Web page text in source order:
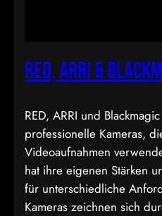
RED, ARRI &
RED, ARRI und
professionelle Kameras,
Videoaufnahmen
hat ihre eigenen Stärken
für unterschiedliche
Kameras zeichnen sich